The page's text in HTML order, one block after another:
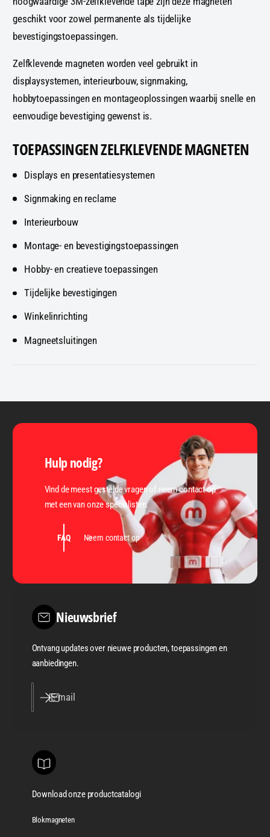
a
u
t
i
t
l
f
a
u
l
t
i
t
l
e
a
l
f
t
geschikt voor zowel permanente als tijdelijke
bevestigingstoepassingen.
Zelfklevende magneten worden veel gebruikt in
displaysystemen, interieurbouw, signmaking,
hobbytoepassingen en montageoplossingen waarbij snelle en
eenvoudige bevestiging gewenst is.
TOEPASSINGEN ZELFKLEVENDE MAGNETEN
Displays en presentatiesystemen
Signmaking en reclame
Interieurbouw
Montage- en bevestigingstoepassingen
Hobby- en creatieve toepassingen
Tijdelijke bevestigingen
Winkelinrichting
Magneetsluitingen
Hulp nodig?
Vind de meest gestelde vragen of neem contact op
met een van onze specialisten.
FAQ Neem contact op
Nieuwsbrief
Ontvang updates over nieuwe producten, toepassingen en
aanbiedingen.
E‑mail
Download onze productcatalogi
Blokmagneten